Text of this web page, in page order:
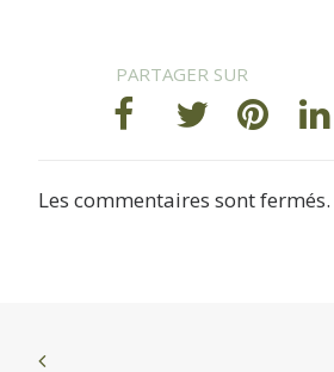
Les commentaires sont fermés.